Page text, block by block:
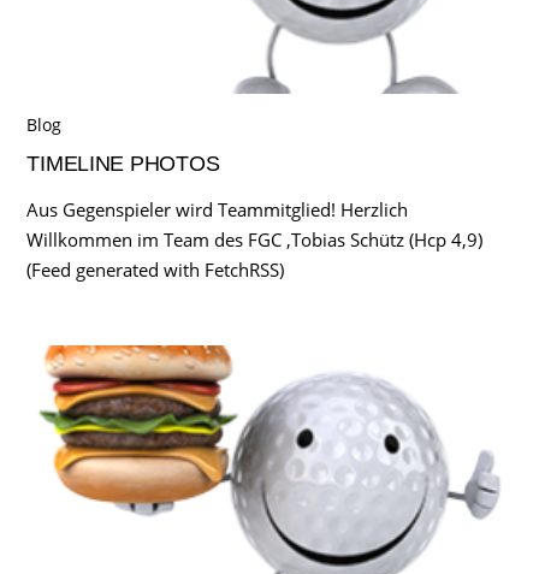
Blog
TIMELINE PHOTOS
Aus Gegenspieler wird Teammitglied! Herzlich
Willkommen im Team des FGC ,Tobias Schütz (Hcp 4,9)
(Feed generated with FetchRSS)